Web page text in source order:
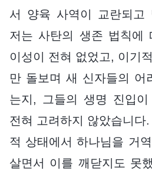
서 양육 사역이 교란되고
저는 사탄의 생존 법칙에
이성이 전혀 없었고, 이기
만 돌보며 새 신자들의 어
는지, 그들의 생명 진입
전혀 고려하지 않았습니다
적 상태에서 하나님을 거
살면서 이를 깨닫지도 못